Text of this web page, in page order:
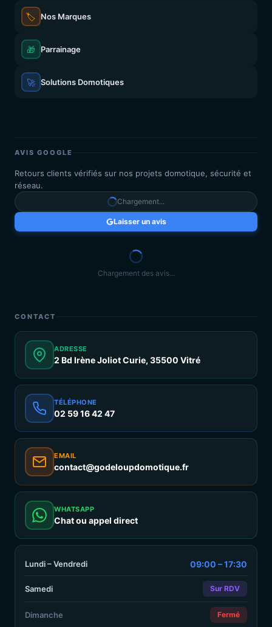
🏷️ Nos Marques
🎁 Parrainage
🚀 Solutions Domotiques
AVIS GOOGLE
Retours clients vérifiés sur nos projets domotique, sécurité et
réseau.
Chargement...
Laisser un avis
Chargement des avis...
CONTACT
ADRESSE
2 Bd Irène Joliot Curie, 35500 Vitré
TÉLÉPHONE
02 59 16 42 47
EMAIL
contact@godeloupdomotique.fr
WHATSAPP
Chat ou appel direct
Lundi – Vendredi 09:00 – 17:30
Samedi Sur RDV
Dimanche Fermé